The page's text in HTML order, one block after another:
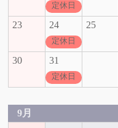
定休日
23 24
定休日
25
30 31
定休日
9月